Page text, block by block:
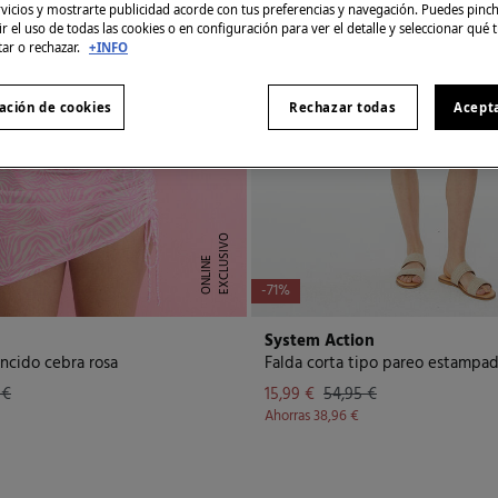
E
X
C
L
U
S I
V
O
O
N
L
I
N
E
cebra rosa
-71%
System Action
15,99 € 54,95 €
Ahorras38,96 €
y mostrarte publicidad acorde con tus preferencias y navegación. Puedes
el uso de todas las cookies o en configuración para ver el detalle y seleccionar qué
o rechazar. +INFO
Rechazar todas
de cookies